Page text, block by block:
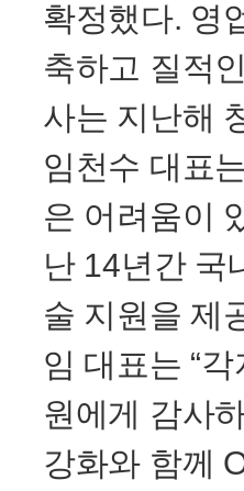
확정했다. 영
축하고 질적
사는 지난해
임천수 대표
은 어려움이
난 14년간 국
술 지원을 제
임 대표는 “
원에게 감사
강화와 함께